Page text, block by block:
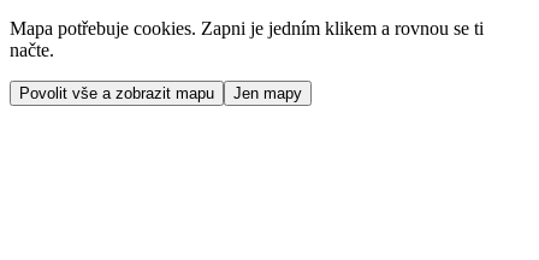
Mapa potřebuje cookies. Zapni je jedním klikem a rovnou se ti
načte.
Povolit vše a zobrazit mapu Jen mapy